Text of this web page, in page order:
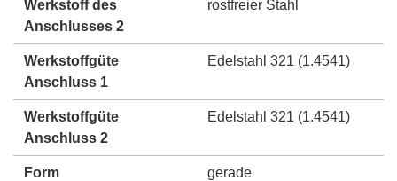
Werkstoff des
Anschlusses 2
rostfreier Stahl
Werkstoffgüte
Anschluss 1
Edelstahl 321 (1.4541)
Werkstoffgüte
Anschluss 2
Edelstahl 321 (1.4541)
Form gerade